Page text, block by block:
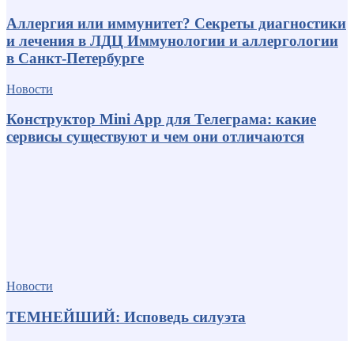
Аллергия или иммунитет? Секреты диагностики
и лечения в ЛДЦ Иммунологии и аллергологии
в Санкт-Петербурге
Новости
Конструктор Mini App для Телеграма: какие
сервисы существуют и чем они отличаются
Новости
ТЕМНЕЙШИЙ: Исповедь силуэта